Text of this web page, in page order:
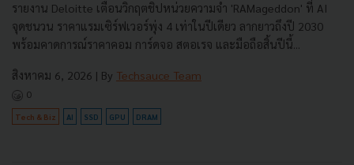
รายงาน Deloitte เตือนวิกฤตชิปหน่วยความจำ 'RAMageddon' ที่ AI
จุดชนวน ราคาแรมเซิร์ฟเวอร์พุ่ง 4 เท่าในปีเดียว ลากยาวถึงปี 2030
พร้อมคาดการณ์ราคาคอม การ์ดจอ สตอเรจ และมือถือสิ้นปีนี้...
สิงหาคม 6, 2026 | By Techsauce Team
0
Tech & Biz AI SSD GPU DRAM